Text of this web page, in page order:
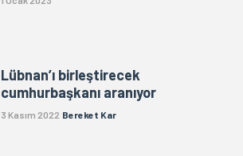
Lübnan’ı birleştirecek
cumhurbaşkanı aranıyor
3 Kasım 2022 Bereket Kar